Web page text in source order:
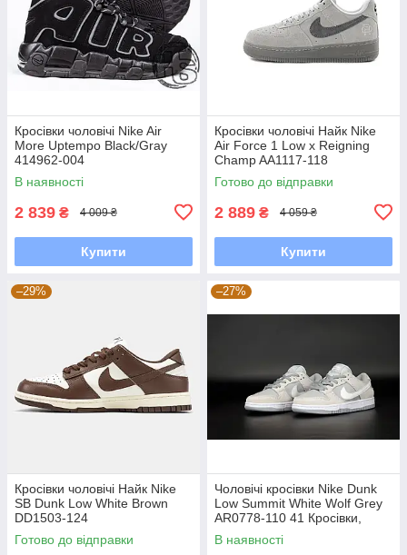
Кросівки чоловічі Nike Air
More Uptempo Black/Gray
414962-004
В наявності
2 839 ₴ 4 009 ₴
Купити
Кросівки чоловічі Найк Nike
Air Force 1 Low x Reigning
Champ AA1117-118
Готово до відправки
2 889 ₴ 4 059 ₴
Купити
–29%
Кросівки чоловічі Найк Nike
SB Dunk Low White Brown
DD1503-124
Готово до відправки
–27%
Чоловічі кросівки Nike Dunk
Low Summit White Wolf Grey
AR0778-110 41 Кросівки,
Текстильна, Шнурівка, Товста
підошва, Замша,
В наявності